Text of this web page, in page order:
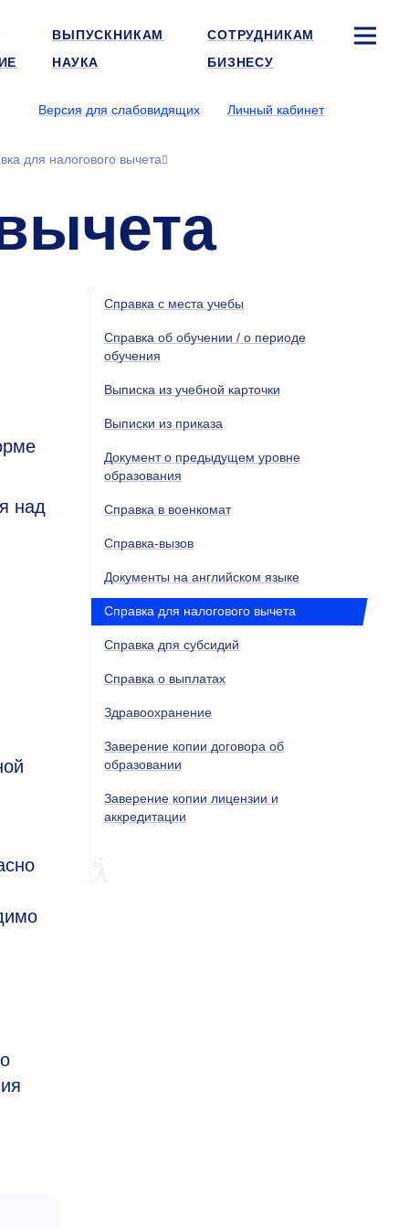
ВЫПУСКНИКАМ
СОТРУДНИКАМ
НАУКА БИЗНЕСУ
Версия для слабовидящих Личный кабинет
для налогового вычета
над
Справка с места учебы
Справка об обучении / о периоде
обучения
Выписка из учебной карточки
Выписки из приказа
Документ о предыдущем уровне
образования
Справка в военкомат
Справка-вызов
Документы на английском языке
Справка для налогового вычета
Справка дпя субсидий
Справка о выплатах
Здравоохранение
Заверение копии договора об
образовании
Заверение копии лицензии и
аккредитации